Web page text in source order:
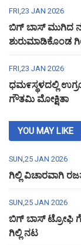
FRI,23 JAN 2026
ಬಿಗ್ ಬಾಸ್ ಮುಗಿದ
ಶುರುಮಾಡಿಕೊಂಡ
FRI,23 JAN 2026
ಧಮ೯ಸ್ಥಳದಲ್ಲಿ
ಗೌತಮಿ ಮೋಕ್ಷಿತಾ
YOU MAY LIKE
SUN,25 JAN 2026
ಗಿಲ್ಲಿ ವಿಚಾರವಾಗಿ
SUN,25 JAN 2026
ಬಿಗ್ ಬಾಸ್ ಟ್ರೋಫಿ
ಗಿಲ್ಲಿ ನಟ